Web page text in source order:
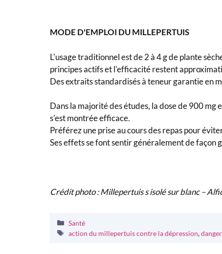
MODE D'EMPLOI DU MILLEPERTUIS
L'usage traditionnel est de 2 à 4 g de plante
principes actifs et l'efficacité restent
Des extraits standardisés à teneur garantie en
Dans la majorité des études, la dose de 900 mg
s'est montrée efficace.
Préférez une prise au cours des repas pour
Ses effets se font sentir généralement de façon
Crédit photo :Millepertuis s isolé sur blanc –
Catégories
Santé
Étiquettes
action du millepertuis contre la dépression,